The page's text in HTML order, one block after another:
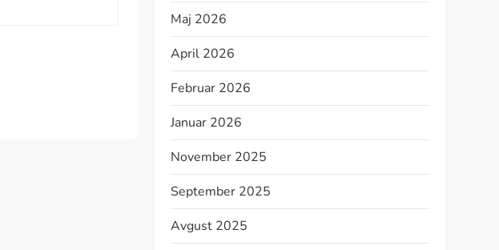
Maj 2026
April 2026
Februar 2026
Januar 2026
November 2025
September 2025
Avgust 2025